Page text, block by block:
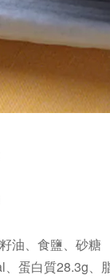
油、食鹽、砂糖
、蛋白質28.3g